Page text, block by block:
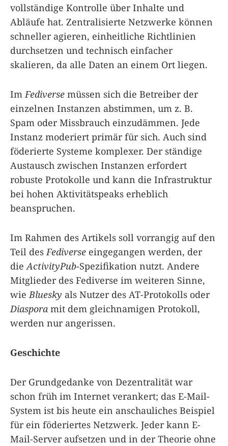
vollständige Kontrolle über Inhalte und
Abläufe hat. Zentralisierte Netzwerke können
schneller agieren, einheitliche Richtlinien
durchsetzen und technisch einfacher
skalieren, da alle Daten an einem Ort liegen.
Im Fediverse müssen sich die Betreiber der
einzelnen Instanzen abstimmen, um z. B.
Spam oder Missbrauch einzudämmen. Jede
Instanz moderiert primär für sich. Auch sind
föderierte Systeme komplexer. Der ständige
Austausch zwischen Instanzen erfordert
robuste Protokolle und kann die Infrastruktur
bei hohen Aktivitätspeaks erheblich
beanspruchen.
Im Rahmen des Artikels soll vorrangig auf den
Teil des Fediverse eingegangen werden, der
die ActivityPub-Spezifikation nutzt. Andere
Mitglieder des Fediverse im weiteren Sinne,
wie Bluesky als Nutzer des AT-Protokolls oder
Diaspora mit dem gleichnamigen Protokoll,
werden nur angerissen.
Geschichte
Der Grundgedanke von Dezentralität war
schon früh im Internet verankert; das E-Mail-
System ist bis heute ein anschauliches Beispiel
für ein föderiertes Netzwerk. Jeder kann E-
Mail-Server aufsetzen und in der Theorie ohne